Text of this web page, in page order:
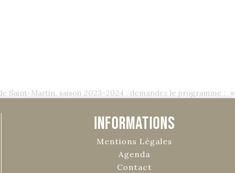
Saint-Martin, saison 2023-2024 : demandez le programme : »
Informations
Mentions Légales
Agenda
Contact